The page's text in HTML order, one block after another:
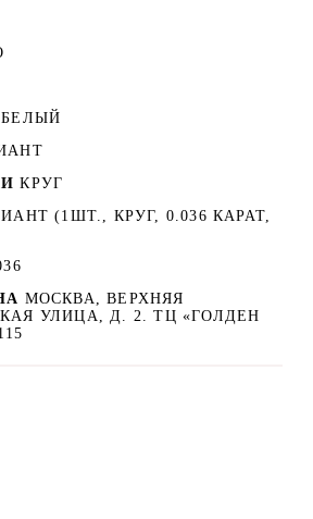
БЕЛЫЙ
КРУГ
(1ШТ., КРУГ, 0.036 КАРАТ,
МОСКВА, ВЕРХНЯЯ
УЛИЦА, Д. 2. ТЦ «ГОЛДЕН